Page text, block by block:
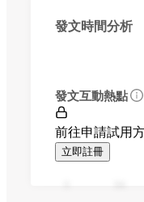
發文時間分析
發文互動熱點
前往申請試用
立即註冊